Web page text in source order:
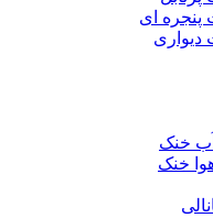
پنجره ای
دیواری
خنک
خنک